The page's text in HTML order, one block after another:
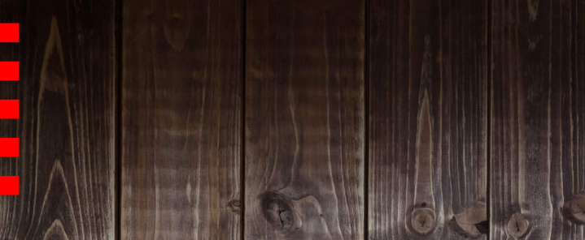
Homepage | Wettbewerb Dein
Teilnahmebedingungen MeinMoment
Teilnahmebedingungen KlappeAuf
Teilnahmebedingungen 80 Jahre
Impressum
Datenschutz